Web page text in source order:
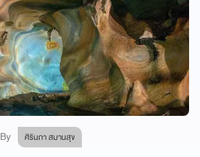
By ศิรินภา สมานสุข